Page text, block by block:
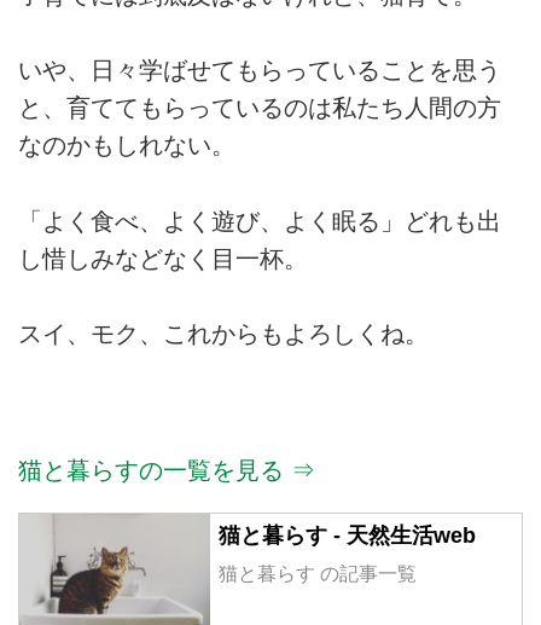
いや、日々学ばせてもらっていることを思う
と、育ててもらっているのは私たち人間の方
なのかもしれない。
「よく食べ、よく遊び、よく眠る」どれも出
し惜しみなどなく目一杯。
スイ、モク、これからもよろしくね。
猫と暮らすの一覧を見る ⇒
猫と暮らす - 天然生活web
猫と暮らす の記事一覧